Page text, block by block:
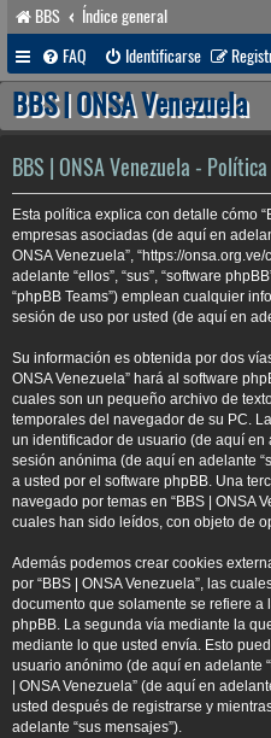
BBS
Índice general
FAQ
Identificarse
BBS | ONSA Venezuela
BBS | ONSA Venezuela -
Esta política explica con detalle cómo
empresas asociadas (de aquí en
ONSA Venezuela”, “https://
adelante “ellos”, “sus”, “software
“phpBB Teams”) emplean cualquier
sesión de uso por usted (de aquí en
Su información es obtenida por dos
ONSA Venezuela” hará al software
cuales son un pequeño archivo de
temporales del navegador de su PC.
un identificador de usuario (de aquí en
sesión anónima (de aquí en adelante
a usted por el software phpBB. Una
navegado por temas en “BBS | ONSA
cuales han sido leídos, con objeto de
Además podemos crear cookies
por “BBS | ONSA Venezuela”, las
documento que solamente se refiere
phpBB. La segunda vía mediante la
mediante lo que usted envía. Esto
usuario anónimo (de aquí en adelante
| ONSA Venezuela” (de aquí en
usted después de registrarse y
adelante “sus mensajes”).